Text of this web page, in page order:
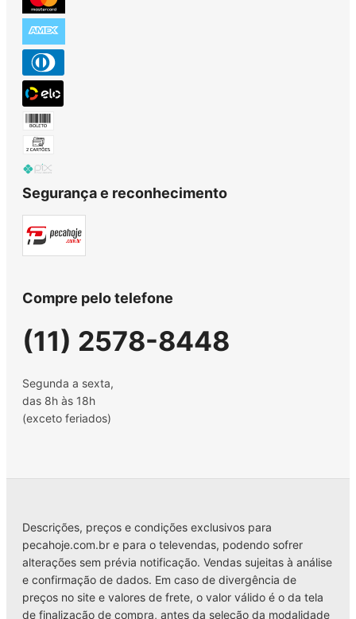
Segurança e reconhecimento
Compre pelo telefone
(11) 2578-8448
Segunda a sexta,
das 8h às 18h
(exceto feriados)
Descrições, preços e condições exclusivos para
pecahoje.com.br e para o televendas, podendo sofrer
alterações sem prévia notificação. Vendas sujeitas à análise
e confirmação de dados. Em caso de divergência de
preços no site e valores de frete, o valor válido é o da tela
de finalização de compra, antes da seleção da modalidade